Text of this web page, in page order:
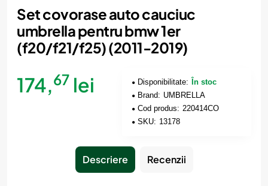
Set covorase auto cauciuc
umbrella pentru bmw 1er
(f20/f21/f25) (2011-2019)
174,67 lei Disponibilitate:
În stoc
Brand: UMBRELLA
Cod produs: 220414CO
SKU: 13178
Descriere Recenzii